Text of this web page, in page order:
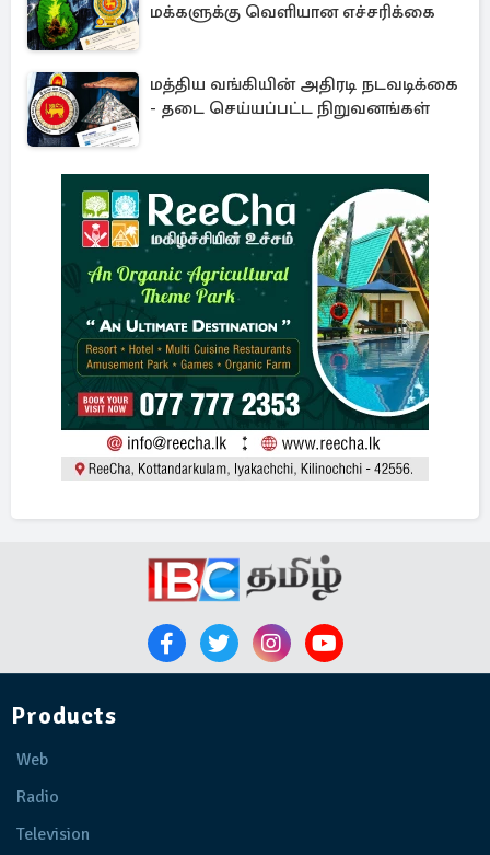
மக்களுக்கு வெளியான எச்சரிக்கை
மத்திய வங்கியின் அதிரடி நடவடிக்கை
- தடை செய்யப்பட்ட நிறுவனங்கள்
Products
Web
Radio
Television